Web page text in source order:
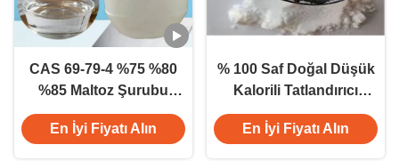
CAS 69-79-4 %75 %80
%85 Maltoz Şurubu
Viskoz Sıvı Doğal
Tatlandırıcı Gıda ve
En İyi Fiyatı Alın
% 100 Saf Doğal Düşük
Kalorili Tatlandırıcı
Sukraloz Gıda Katkı
Maddeleri CAS 56038-
En İyi Fiyatı Alın